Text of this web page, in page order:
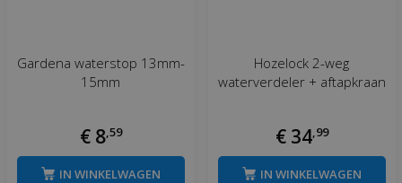
Gardena waterstop 13mm-
15mm
€ 8,59
IN WINKELWAGEN
Hozelock 2-weg
waterverdeler + aftapkraan
€ 34,99
IN WINKELWAGEN